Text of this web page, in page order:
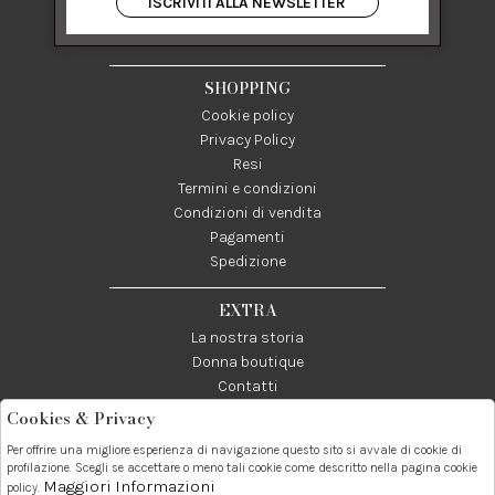
84122 Salerno Italia
P IVA 03024950655
SHOPPING
Cookie policy
Privacy Policy
Resi
Termini e condizioni
Condizioni di vendita
Pagamenti
Spedizione
EXTRA
La nostra storia
Donna boutique
Contatti
Telefono:
089237858
Whatsapp:
3338855601
Contatti:
info@donna1981.it
Cookies & Privacy
Per offrire una migliore esperienza di navigazione questo sito si avvale di cookie di
profilazione. Scegli se accettare o meno tali cookie come descritto nella pagina cookie
policy. Maggiori Informazioni